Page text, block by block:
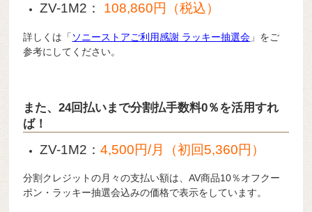
ZV-1M2： 108,860円（税込）
詳しくは「 ソニーストアご利用感謝 ラッキー抽選会 」をご
参考にしてください。
また、24回払いまで分割払手数料0％を活用すれ
ば！
ZV-1M2：4,500円/月（初回5,360円）
分割クレジットの月々の支払い額は、AV商品10％オフクー
ポン・ラッキー抽選会込みの価格で表示をしています。